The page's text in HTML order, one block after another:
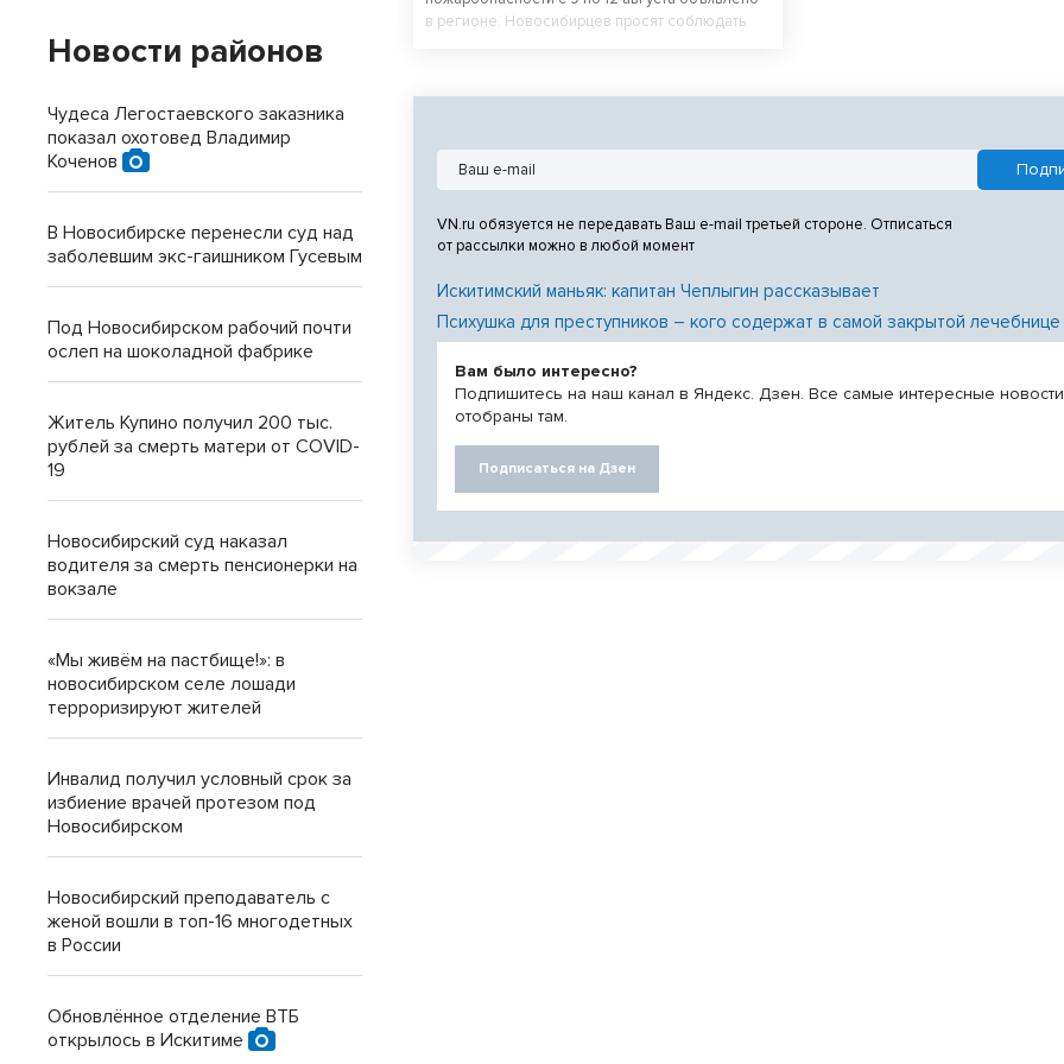
в регионе. Новосибирцев просят соблюдать
VN.ru обязуется не передавать Ваш e-mail третьей стороне. Отписаться
от рассылки можно в любой момент
Искитимский маньяк: капитан Чеплыгин рассказывает
Психушка для преступников – кого содержат в самой закрытой
Вам было интересно?
Подпишитесь на наш канал в Яндекс. Дзен. Все самые интересные новости
отобраны там.
Подписаться на Дзен
Новости районов
Чудеса Легостаевского заказника
показал охотовед Владимир
Коченов
В Новосибирске перенесли суд над
заболевшим экс-гаишником Гусевым
Под Новосибирском рабочий почти
ослеп на шоколадной фабрике
Житель Купино получил 200 тыс.
рублей за смерть матери от COVID-
19
Новосибирский суд наказал
водителя за смерть пенсионерки на
вокзале
«Мы живём на пастбище!»: в
новосибирском селе лошади
терроризируют жителей
Инвалид получил условный срок за
избиение врачей протезом под
Новосибирском
Новосибирский преподаватель с
женой вошли в топ-16 многодетных
в России
Обновлённое отделение ВТБ
открылось в Искитиме